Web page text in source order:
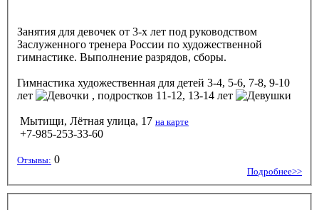
Занятия для девочек от 3-х лет под руководством
Заслуженного тренера России по художественной
гимнастике. Выполнение разрядов, сборы.
Гимнастика художественная для детей 3-4, 5-6, 7-8, 9-10
лет
, подростков 11-12, 13-14 лет
Мытищи, Лётная улица, 17 на карте
+7-985-253-33-60
Отзывы: 0
Подробнее>>